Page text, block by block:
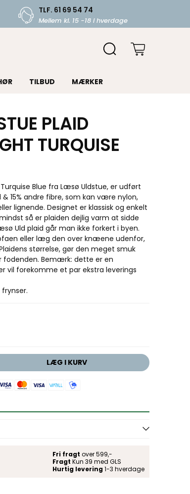
TLF. 61 69 54 74
Mellem kl. 15 -18 i hverdage
TILBUD MÆRKER
PLAID
TURQUISE
Blue fra Læsø Uldstue, er udført
15% andre fibre, som kan være nylon,
lignende. Designet er klassisk og enkelt
så er plaiden dejlig varm at sidde
Uld plaid går man ikke forkert i byen.
eller læg den over knæene udenfor,
størrelse, gør den meget smuk
Bemærk: dette er en
vil forekomme et par ekstra leverings
frynser.
LÆG I KURV
Fri fragt over 599,-
Fragt Kun 39 med GLS
Hurtig levering 1-3 hverdage